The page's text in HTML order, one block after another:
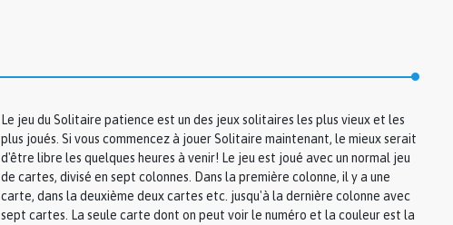
Le jeu du Solitaire patience est un des jeux solitaires les plus vieux et les
plus joués. Si vous commencez à jouer Solitaire maintenant, le mieux serait
d'être libre les quelques heures à venir! Le jeu est joué avec un normal jeu
de cartes, divisé en sept colonnes. Dans la première colonne, il y a une
carte, dans la deuxième deux cartes etc. jusqu'à la dernière colonne avec
sept cartes. La seule carte dont on peut voir le numéro et la couleur est la